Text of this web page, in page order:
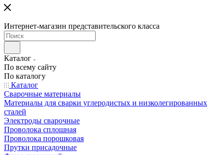
Интернет-магазин представительского класса
Каталог
По всему сайту
По каталогу
Каталог
Сварочные материалы
Материалы для сварки углеродистых и низколегированных
сталей
Электроды сварочные
Проволока сплошная
Проволока порошковая
Прутки присадочные